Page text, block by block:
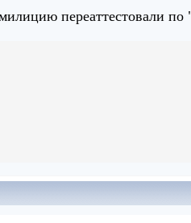
переаттестовали по